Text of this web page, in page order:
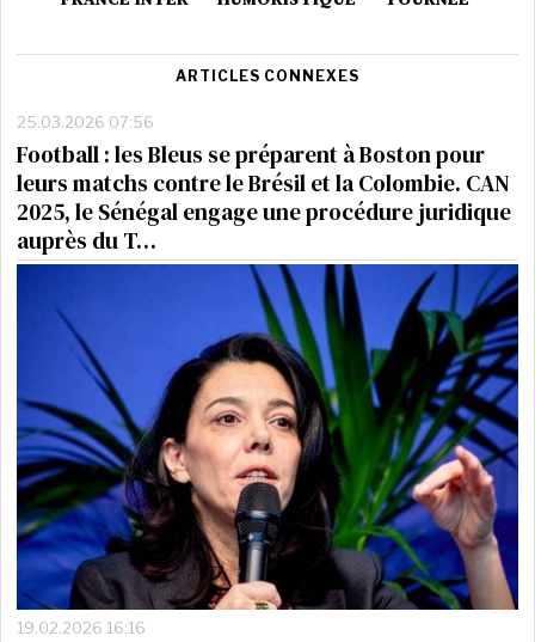
ARTICLES CONNEXES
25.03.2026 07:56
Football : les Bleus se préparent à Boston pour
leurs matchs contre le Brésil et la Colombie. CAN
2025, le Sénégal engage une procédure juridique
auprès du T…
19.02.2026 16:16